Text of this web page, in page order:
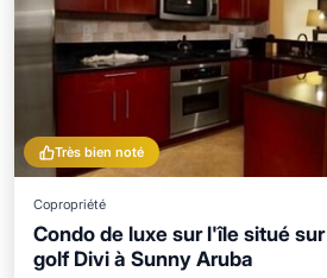
Très bien noté
Copropriété
Condo de luxe sur l'île situé
golf Divi à Sunny Aruba